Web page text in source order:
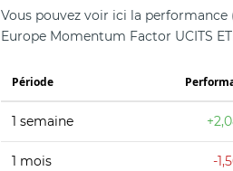
Vous pouvez voir ici la
Europe Momentum Factor UCITS
Période
1 semaine
1 mois -